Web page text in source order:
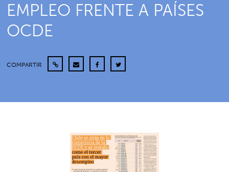
EMPLEO FRENTE A PAÍSES
OCDE
COMPARTIR